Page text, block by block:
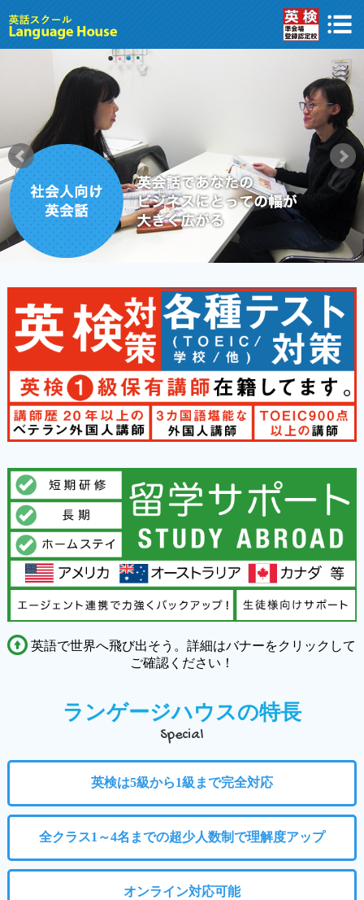
英語で世界へ飛び出そう。詳細はバナーをクリックして
ご確認ください！
ランゲージハウスの特長
Special
英検は5級から1級まで完全対応
全クラス1～4名までの超少人数制で理解度アップ
オンライン対応可能